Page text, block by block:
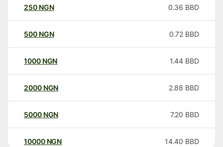
250 NGN 0.36 BBD
500 NGN 0.72 BBD
1000 NGN 1.44 BBD
2000 NGN 2.88 BBD
5000 NGN 7.20 BBD
10000 NGN 14.40 BBD